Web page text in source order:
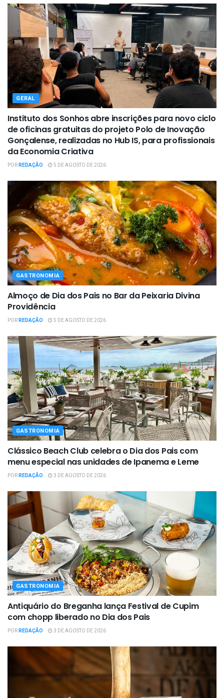
GERAL
Instituto dos Sonhos abre inscrições para novo ciclo
de oficinas gratuitas do projeto Polo de Inovação
Gonçalense, realizadas no Hub IS, para profissionais
da Economia Criativa
PORREDAÇÃO 5 DE AGOSTO DE 2026
GASTRONOMIA
Almoço de Dia dos Pais no Bar da Peixaria Divina
Providência
PORREDAÇÃO 5 DE AGOSTO DE 2026
GASTRONOMIA
Clássico Beach Club celebra o Dia dos Pais com
menu especial nas unidades de Ipanema e Leme
PORREDAÇÃO 3 DE AGOSTO DE 2026
GASTRONOMIA
Antiquário do Breganha lança Festival de Cupim
com chopp liberado no Dia dos Pais
PORREDAÇÃO 3 DE AGOSTO DE 2026